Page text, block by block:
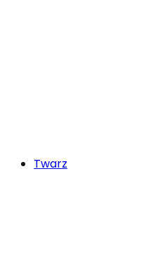
Twarz